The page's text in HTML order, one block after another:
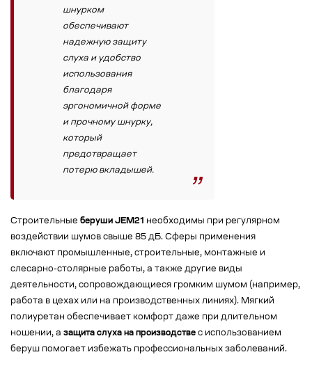
шнурком
обеспечивают
надежную защиту
слуха и удобство
использования
благодаря
эргономичной форме
и прочному шнурку,
который
предотвращает
потерю вкладышей.
Строительные беруши JEM21 необходимы при регулярном
воздействии шумов свыше 85 дБ. Сферы применения
включают промышленные, строительные, монтажные и
слесарно-столярные работы, а также другие виды
деятельности, сопровождающиеся громким шумом (например,
работа в цехах или на производственных линиях). Мягкий
полиуретан обеспечивает комфорт даже при длительном
ношении, а защита слуха на производстве с использованием
беруш помогает избежать профессиональных заболеваний.